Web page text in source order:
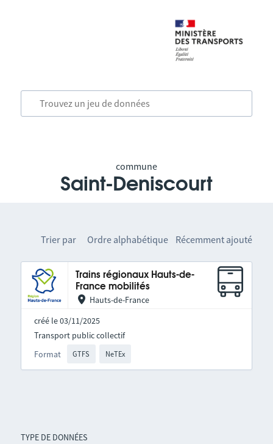
commune
Saint-Deniscourt
TYPE DE DONNÉES
Trier par Ordre alphabétique Récemment ajouté
Trains régionaux Hauts-de-
France mobilités
Hauts-de-France
créé le 03/11/2025
Format GTFS NeTEx
Transport public collectif